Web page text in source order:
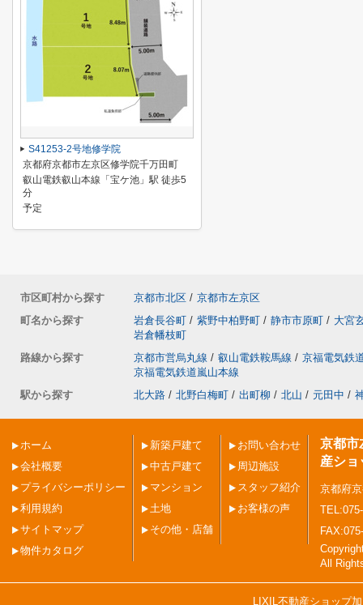
S41253-2号地修学院
京都府京都市左京区修学院千万田町
叡山電鉄叡山本線「宝ケ池」駅 徒歩5
分
予定
市区町村から探す 京都市北区 / 京都市左京区
町名から探す
岩倉長谷町 / 紫野中柏野町 / 静市市原町 / 大宮
岩倉幡枝町
路線から探す
京都市営烏丸線 / 叡山電鉄鞍馬線 / 京福電気鉄
京福電気鉄道嵐山本線
駅から探す
北大路 / 北野白梅町 / 出町柳 / 北山 / 元田中 /
ホーム
会社概要
プライバシーポリシー
利用規約
サイトマップ
物件カタログ
新築戸建て
中古戸建て
マンション
土地
その他・店舗
お問い合わせ
周辺施設
スタッフ紹介
お客様の声
京都市
産ショ
京都府
All
LIXIL不動産ショップ